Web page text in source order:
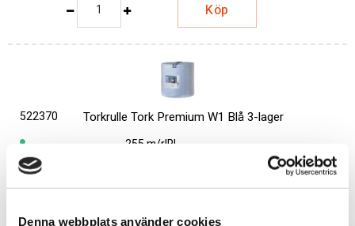
Denna webbplats använder cookies
Köp
522370 Torkrulle Tork Premium W1 Blå 3-lager
255 m/rlRL